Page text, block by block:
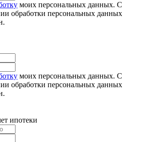
моих персональных данных. С
обработки персональных данных
моих персональных данных. С
обработки персональных данных
ипотеки